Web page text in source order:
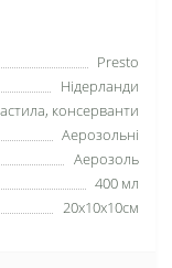
Presto
Нідерланди
консерванти
Аерозольні
Аерозоль
400 мл
20х10х10см